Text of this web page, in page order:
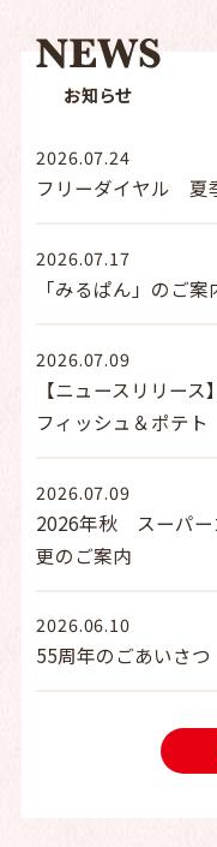
お知らせ
2026.07.24
フリーダイヤル 夏
2026.07.17
「みるぱん」のご案
2026.07.09
【ニュースリリー
フィッシュ＆ポテ
2026.07.09
2026年秋 スーパ
更のご案内
2026.06.10
55周年のごあいさつ